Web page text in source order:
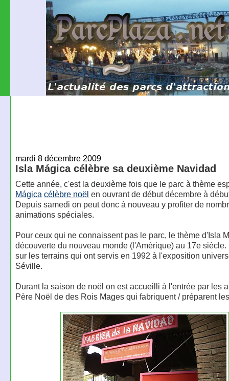
mardi 8 décembre 2009
Isla Mágica célèbre sa deuxième Navidad
Cette année, c'est la deuxième fois que le parc à thème
Mágica célèbre noël en ouvrant de début décembre à
Depuis samedi on peut donc à nouveau y profiter de
animations spéciales.
Pour ceux qui ne connaissent pas le parc, le thème d'Isla
découverte du nouveau monde (l'Amérique) au 17e siècle.
sur les terrains qui ont servis en 1992 à l'exposition
Séville.
Durant la saison de noël on est accueilli à l'entrée par les
Père Noël de des Rois Mages qui fabriquent / préparent